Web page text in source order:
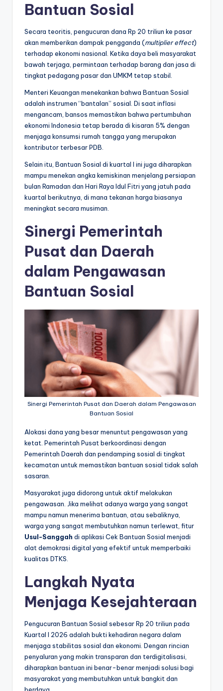
Bantuan Sosial
Secara teoritis, pengucuran dana Rp 20 triliun ke pasar
akan memberikan dampak pengganda (multiplier effect)
terhadap ekonomi nasional. Ketika daya beli masyarakat
bawah terjaga, permintaan terhadap barang dan jasa di
tingkat pedagang pasar dan UMKM tetap stabil.
Menteri Keuangan menekankan bahwa Bantuan Sosial
adalah instrumen “bantalan” sosial. Di saat inflasi
mengancam, bansos memastikan bahwa pertumbuhan
ekonomi Indonesia tetap berada di kisaran 5% dengan
menjaga konsumsi rumah tangga yang merupakan
kontributor terbesar PDB.
Selain itu, Bantuan Sosial di kuartal I ini juga diharapkan
mampu menekan angka kemiskinan menjelang persiapan
bulan Ramadan dan Hari Raya Idul Fitri yang jatuh pada
kuartal berikutnya, di mana tekanan harga biasanya
meningkat secara musiman.
Sinergi Pemerintah
Pusat dan Daerah
dalam Pengawasan
Bantuan Sosial
Sinergi Pemerintah Pusat dan Daerah dalam Pengawasan
Bantuan Sosial
Alokasi dana yang besar menuntut pengawasan yang
ketat. Pemerintah Pusat berkoordinasi dengan
Pemerintah Daerah dan pendamping sosial di tingkat
kecamatan untuk memastikan bantuan sosial tidak salah
sasaran.
Masyarakat juga didorong untuk aktif melakukan
pengawasan. Jika melihat adanya warga yang sangat
mampu namun menerima bantuan, atau sebaliknya,
warga yang sangat membutuhkan namun terlewat, fitur
Usul-Sanggah di aplikasi Cek Bantuan Sosial menjadi
alat demokrasi digital yang efektif untuk memperbaiki
kualitas DTKS.
Langkah Nyata
Menjaga Kesejahteraan
Pengucuran Bantuan Sosial sebesar Rp 20 triliun pada
Kuartal I 2026 adalah bukti kehadiran negara dalam
menjaga stabilitas sosial dan ekonomi. Dengan rincian
penyaluran yang makin transparan dan terdigitalisasi,
diharapkan bantuan ini benar-benar menjadi solusi bagi
masyarakat yang membutuhkan untuk bangkit dan